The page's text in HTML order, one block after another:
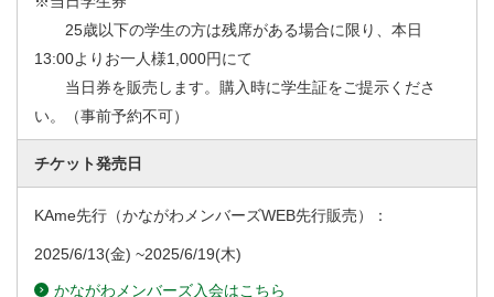
25歳以下の学生の方は残席がある場合に限り、本日
13:00よりお一人様1,000円にて
当日券を販売します。購入時に学生証をご提示くださ
い。（事前予約不可）
チケット発売日
KAme先行（かながわメンバーズWEB先行販売）：
2025/6/13(金) ~2025/6/19(木)
かながわメンバーズ入会はこちら